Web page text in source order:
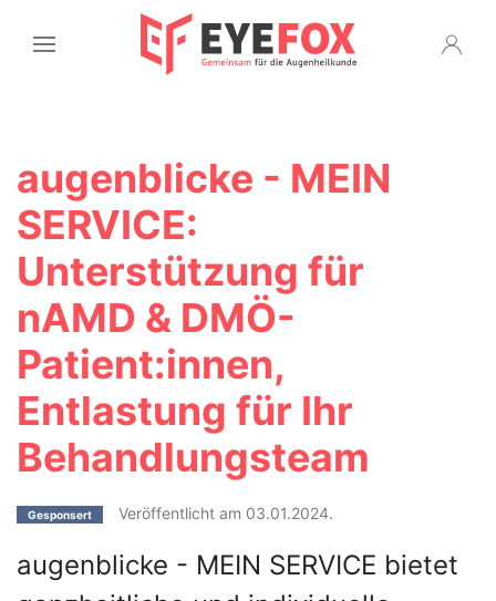
augenblicke - MEIN
SERVICE:
Unterstützung für
nAMD & DMÖ-
Patient:innen,
Entlastung für Ihr
Behandlungsteam
Gesponsert Veröffentlicht am 03.01.2024.
augenblicke - MEIN SERVICE bietet